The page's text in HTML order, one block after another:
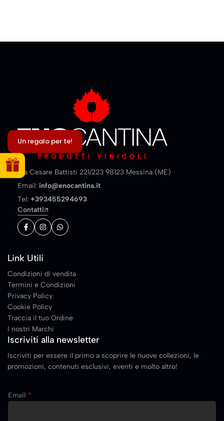
Via Cesare Battisti 221/223 98123 Messina (ME)
Email: info@enocantina.it
Tel: +393455294693
Contatti
Link Utili
Condizioni di vendita
Termini e Condizioni
Privacy Policy
Cookie Policy
Traccia il tuo Ordine
I nostri Marchi
Iscriviti alla newsletter
Iscriviti per essere il primo a scoprire le nuove collezioni, le
promozioni, contenuti esclusivi, eventi e molto altro!
m
Email *
Un regalo per te!